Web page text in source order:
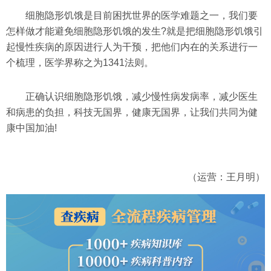
细胞隐形饥饿是目前困扰世界的医学难题之一，我们要
怎样做才能避免细胞隐形饥饿的发生?就是把细胞隐形饥饿引
起慢性疾病的原因进行人为干预，把他们内在的关系进行一
个梳理，医学界称之为1341法则。
正确认识细胞隐形饥饿，减少慢性病发病率，减少医生
和病患的负担，科技无国界，健康无国界，让我们共同为健
康中国加油!
（运营：王月明）